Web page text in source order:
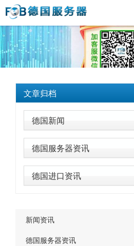
文章归档
德国新闻
德国服务器资讯
德国进口资讯
新闻资讯
德国服务器资讯